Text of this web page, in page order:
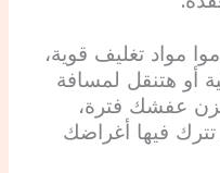
مواد تغليف قوية،
أو هتنقل لمسافة
عفشك فترة،
فيها أغراضك